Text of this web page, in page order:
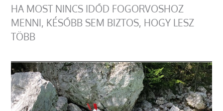
HA MOST NINCS IDŐD FOGORVOSHOZ
MENNI, KÉSŐBB SEM BIZTOS, HOGY LESZ
TÖBB